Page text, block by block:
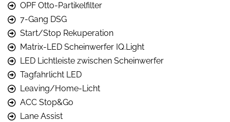
OPF Otto-Partikelfilter
7-Gang DSG
Start/Stop Rekuperation
Matrix-LED Scheinwerfer IQ.Light
LED Lichtleiste zwischen Scheinwerfer
Tagfahrlicht LED
Leaving/Home-Licht
ACC Stop&Go
Lane Assist